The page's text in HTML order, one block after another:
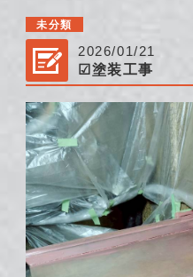
未分類
2026/01/21
☑塗装工事